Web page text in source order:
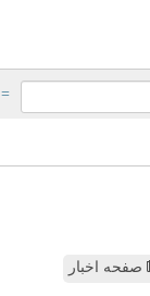
= ۶ بعلاوه ۲
صفحه اخبار